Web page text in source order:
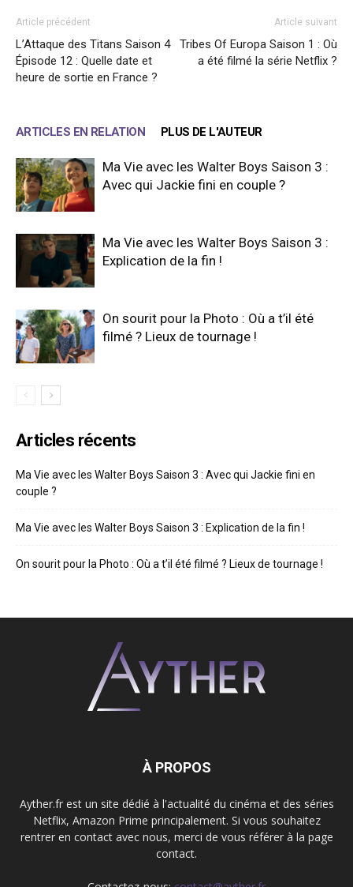
Article précédent
L’Attaque des Titans Saison 4
Épisode 12 : Quelle date et
heure de sortie en France ?
Article suivant
Tribes Of Europa Saison 1 : Où
a été filmé la série Netflix ?
ARTICLES EN RELATION PLUS DE L'AUTEUR
Ma Vie avec les Walter Boys Saison 3 :
Avec qui Jackie fini en couple ?
Ma Vie avec les Walter Boys Saison 3 :
Explication de la fin !
On sourit pour la Photo : Où a t’il été
filmé ? Lieux de tournage !
Articles récents
Ma Vie avec les Walter Boys Saison 3 : Avec qui Jackie fini en
couple ?
Ma Vie avec les Walter Boys Saison 3 : Explication de la fin !
On sourit pour la Photo : Où a t’il été filmé ? Lieux de tournage !
À PROPOS
Ayther.fr est un site dédié à l'actualité du cinéma et des séries
Netflix, Amazon Prime principalement. Si vous souhaitez
rentrer en contact avec nous, merci de vous référer à la page
contact.